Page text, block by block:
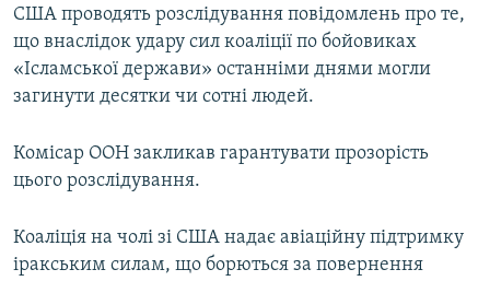
США проводять розслідування повідомлень про те,
що внаслідок удару сил коаліції по бойовиках
«Ісламської держави» останніми днями могли
загинути десятки чи сотні людей.
Комісар ООН закликав гарантувати прозорість
цього розслідування.
Коаліція на чолі зі США надає авіаційну підтримку
іракським силам, що борються за повернення